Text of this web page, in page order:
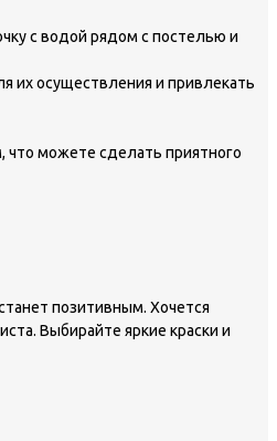
с водой рядом с постелью и
их осуществления и привлекать
что можете сделать приятного
позитивным. Хочется
Выбирайте яркие краски и